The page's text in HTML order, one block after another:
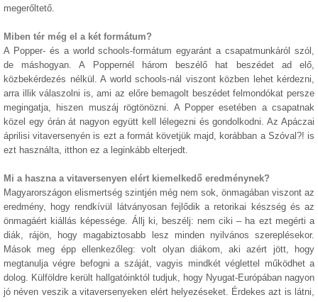
megerőltető.
Miben tér még el a két formátum?
A Popper- és a world schools-formátum egyaránt a csapatmunkáról szól,
de máshogyan. A Poppernél három beszélő hat beszédet ad elő,
közbekérdezés nélkül. A world schools-nál viszont közben lehet kérdezni,
arra illik válaszolni is, ami az előre bemagolt beszédet felmondókat persze
megingatja, hiszen muszáj rögtönözni. A Popper esetében a csapatnak
közel egy órán át nagyon együtt kell lélegezni és gondolkodni. Az Apáczai
áprilisi vitaversenyén is ezt a formát követjük majd, korábban a Szóval?! is
ezt használta, itthon ez a leginkább elterjedt.
Mi a haszna a vitaversenyen elért kiemelkedő eredménynek?
Magyarországon elismertség szintjén még nem sok, önmagában viszont az
eredmény, hogy rendkívül látványosan fejlődik a retorikai készség és az
önmagáért kiállás képessége. Állj ki, beszélj: nem ciki – ha ezt megérti a
diák, rájön, hogy magabiztosabb lesz minden nyilvános szereplésekor.
Mások meg épp ellenkezőleg: volt olyan diákom, aki azért jött, hogy
megtanulja végre befogni a száját, vagyis mindkét véglettel működhet a
dolog. Külföldre került hallgatóinktól tudjuk, hogy Nyugat-Európában nagyon
jó néven veszik a vitaversenyeken elért helyezéseket. Érdekes azt is látni,